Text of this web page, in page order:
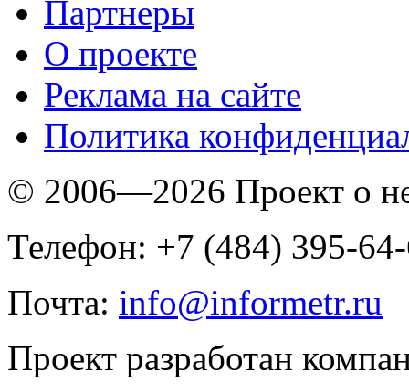
Партнеры
O проекте
Реклама на сайте
Политика
© 2006—2026 Проект о
Телефон: +7 (484) 395-
Почта: info@informetr.ru
Проект разработан